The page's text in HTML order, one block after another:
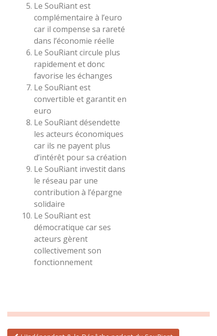
Le SouRiant est
complémentaire à l’euro
car il compense sa rareté
dans l’économie réelle
Le SouRiant circule plus
rapidement et donc
favorise les échanges
Le SouRiant est
convertible et garantit en
euro
Le SouRiant désendette
les acteurs économiques
car ils ne payent plus
d’intérêt pour sa création
Le SouRiant investit dans
le réseau par une
contribution à l’épargne
solidaire
Le SouRiant est
démocratique car ses
acteurs gèrent
collectivement son
fonctionnement